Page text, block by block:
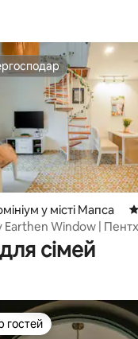
з 5, відгуки: 159
у місті Мапса
Earthen Window |
тераса
сімей
гостей
гостей